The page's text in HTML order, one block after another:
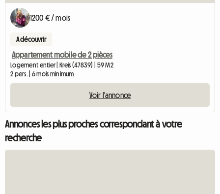
1200 € / mois
A découvrir
Appartement mobile de 2 pièces
Logement entier | Kreis (47839) | 59 M2
2 pers. | 6 mois minimum
Voir l'annonce
Annonces les plus proches correspondant à votre
recherche